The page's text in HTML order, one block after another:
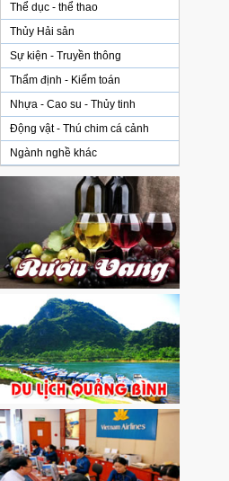
Thể dục - thể thao
Thủy Hải sản
Sự kiện - Truyền thông
Thẩm định - Kiểm toán
Nhựa - Cao su - Thủy tinh
Động vật - Thú chim cá cảnh
Ngành nghề khác